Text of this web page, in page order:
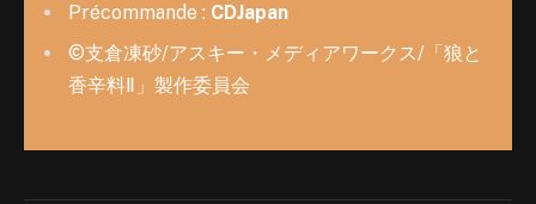
Précommande : CDJapan
©支倉凍砂/アスキー・メディアワークス/「狼と
香辛料Ⅱ」製作委員会